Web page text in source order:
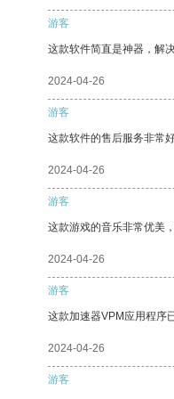
游客
这款软件简直是神器，解
2024-04-26
游客
这款软件的售后服务非常
2024-04-26
游客
这款游戏的音乐非常优美
2024-04-26
游客
这款加速器VPM应用程序
2024-04-26
游客